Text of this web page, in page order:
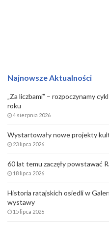
Najnowsze Aktualności
„Za liczbami” – rozpoczynamy
roku
4 sierpnia 2026
Wystartowały nowe projekty
23 lipca 2026
60 lat temu zaczęły powstawać
18 lipca 2026
Historia ratajskich osiedli w
wystawy
15 lipca 2026